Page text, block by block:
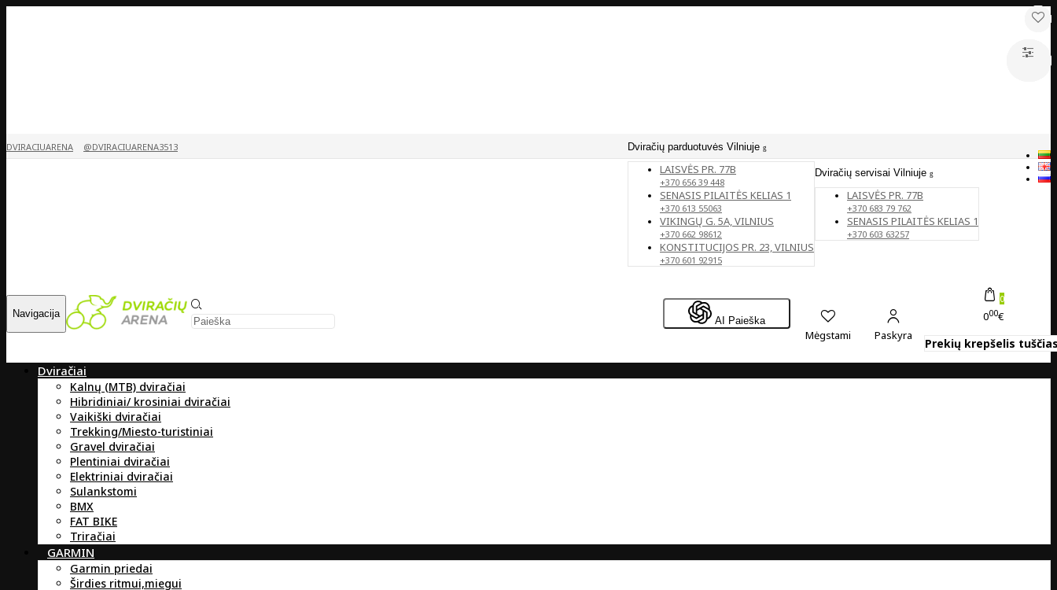
Dviračių parduotuvės Vilniuje
LAISVĖS PR. 77B
+370 656 39 448
SENASIS PILAITĖS KELIAS 1
+370 613 55063
VIKINGŲ G. 5A, VILNIUS
+370 662 98612
KONSTITUCIJOS PR. 23, VILNIUS
+370 601 92915
Dviračių servisai Vilniuje
LAISVĖS PR. 77B
+370 683 79 762
SENASIS PILAITĖS KELIAS 1
+370 603 63257
DVIRACIUARENA @DVIRACIUARENA3513
Navigacija
AI Paieška
Mėgstami Paskyra
0
000€
Prekių krepšelis
Dviračiai
Kalnų (MTB) dviračiai
Hibridiniai/ krosiniai dviračiai
Vaikiški dviračiai
Trekking/Miesto-turistiniai
Gravel dviračiai
Plentiniai dviračiai
Elektriniai dviračiai
Sulankstomi
BMX
FAT BIKE
Triračiai
GARMIN
Garmin priedai
Širdies ritmui,miegui